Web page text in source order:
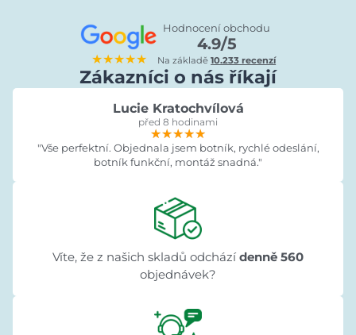
★★★★★
Hodnocení obchodu
4.9/5
Na základě10.233 recenzí
Zákazníci o nás říkají
Lucie Kratochvílová
před 8 hodinami
★★★★★
★★★★★
★★★★★
"Vše perfektní. Objednala jsem botník, rychlé odeslání,
botník funkční, montáž snadná."
Víte, že z našich skladů odchází denně 560
objednávek?